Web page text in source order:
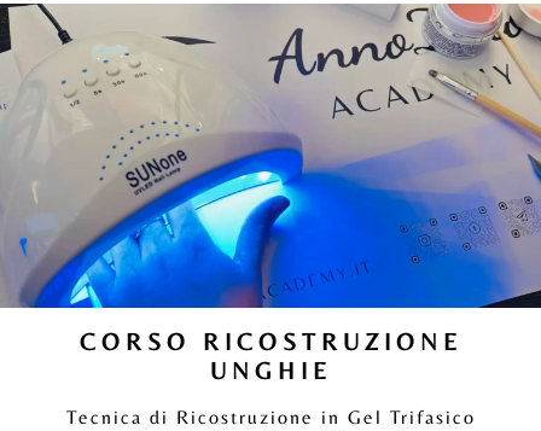
CORSO RICOSTRUZIONE
UNGHIE
Tecnica di Ricostruzione in Gel Trifasico